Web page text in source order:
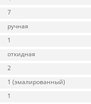
7
ручная
1
откидная
2
1 (эмалированный)
1